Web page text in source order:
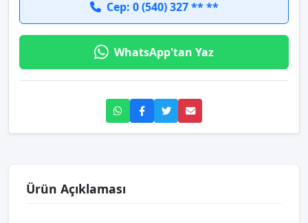
Cep: 0 (540) 327 ** **
WhatsApp'tan Yaz
Ürün Açıklaması